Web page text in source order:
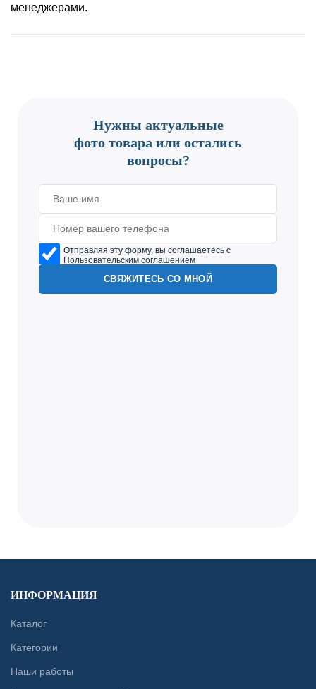
менеджерами.
Нужны актуальные
фото товара или остались
вопросы?
Отправляя эту форму, вы соглашаетесь с
Пользовательским соглашением
ИНФОРМАЦИЯ
Каталог
Категории
Наши работы